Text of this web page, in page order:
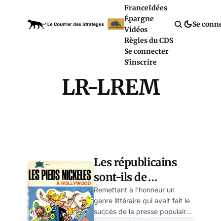
FranceIdées
Épargne
Vidéos
Règles du CDS
Se connecter
S'inscrire
Se
LR-LREM
Les républicains
sont-ils de
mauvais
feuilletonistes ?
Remettant à l’honneur un
genre littéraire qui avait fait le
succès de la presse populaire